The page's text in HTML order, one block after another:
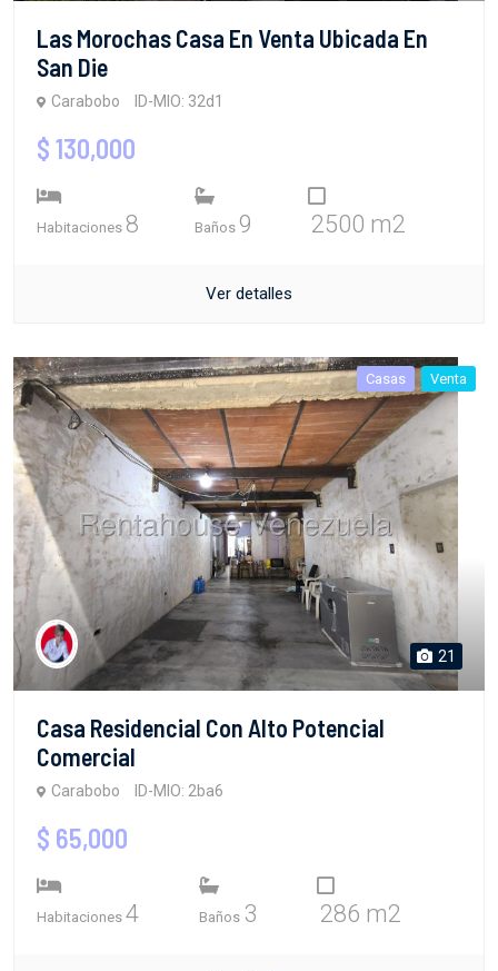
Las Morochas Casa En Venta Ubicada En
San Die
Carabobo ID-MIO: 32d1
$ 130,000
Habitaciones 8 Baños 9 2500 m2
Ver detalles
Casas Venta
21
Casa Residencial Con Alto Potencial
Comercial
Carabobo ID-MIO: 2ba6
$ 65,000
Habitaciones 4 Baños 3 286 m2